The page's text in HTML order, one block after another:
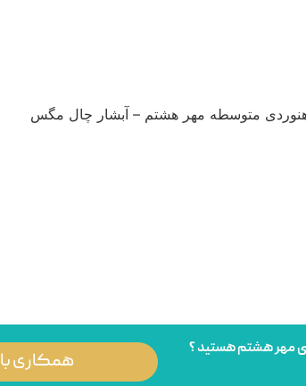
متوسطه مهر هشتم – آبشار چال مگس
مهر هشتم هستید ؟
همکاری با